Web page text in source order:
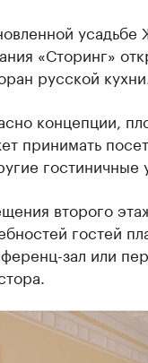
«Сторинг»
русской кухни.
концепции,
принимать
гостиничные
второго
гостей
зал или